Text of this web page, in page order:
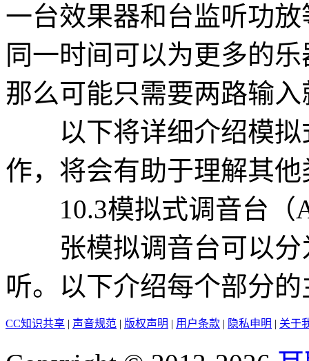
一台效果器和台监听功
同一时间可以为更多的
那么可能只需要两路输
以下将详细介绍模拟
作，将会有助于理解其
10.3模拟式调音台（
张模拟调音台可以分
听。以下介绍每个部分
CC知识共享 | 声音规范 | 版权声明 | 用户条款 | 隐私申明 | 关于